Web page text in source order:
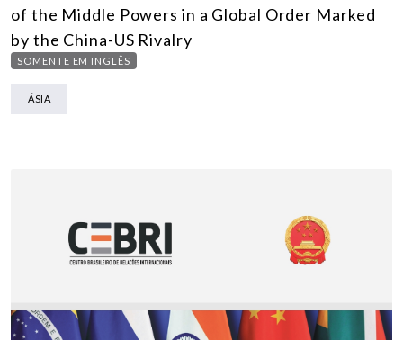
of the Middle Powers in a Global Order Marked
by the China-US Rivalry
SOMENTE EM INGLÊS
ÁSIA